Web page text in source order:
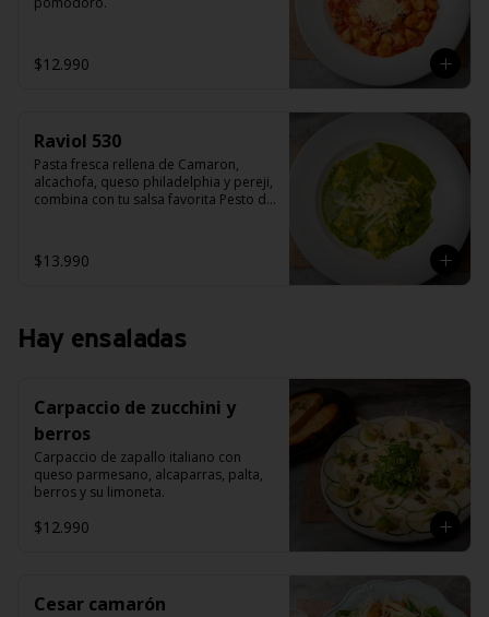
$12.990
Raviol 530
Pasta fresca rellena de Camaron,
alcachofa, queso philadelphia y pereji,
combina con tu salsa favorita Pesto de
$13.990
Hay ensaladas
Carpaccio de zucchini y
berros
Carpaccio de zapallo italiano con
queso parmesano, alcaparras, palta,
berros y su limoneta.
$12.990
Cesar camarón